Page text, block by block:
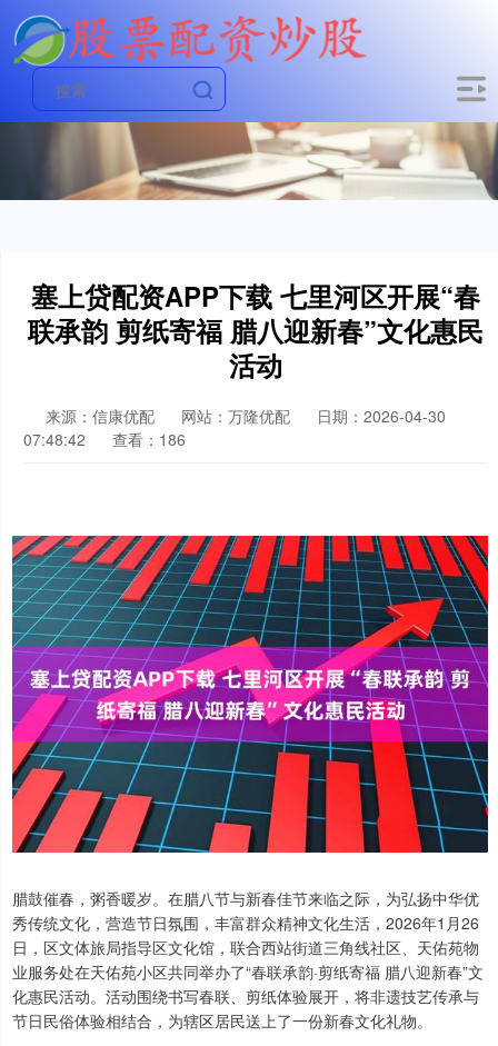
塞上贷配资APP下载 七里河区开展“春
联承韵 剪纸寄福 腊八迎新春”文化惠民
活动
来源：信康优配 网站：万隆优配
日期：2026-04-30
07:48:42
查看：186
腊鼓催春，粥香暖岁。在腊八节与新春佳节来临之际，为弘扬中华优
秀传统文化，营造节日氛围，丰富群众精神文化生活，2026年1月26
日，区文体旅局指导区文化馆，联合西站街道三角线社区、天佑苑物
业服务处在天佑苑小区共同举办了“春联承韵·剪纸寄福 腊八迎新春”文
化惠民活动。活动围绕书写春联、剪纸体验展开，将非遗技艺传承与
节日民俗体验相结合，为辖区居民送上了一份新春文化礼物。